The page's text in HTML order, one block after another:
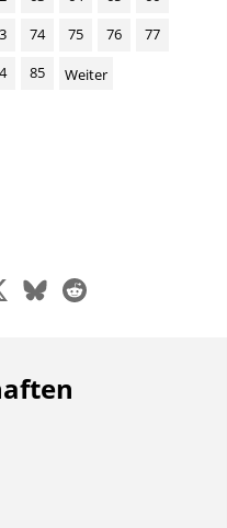
74 75 76
77
85 Weiter
blueskyreddit